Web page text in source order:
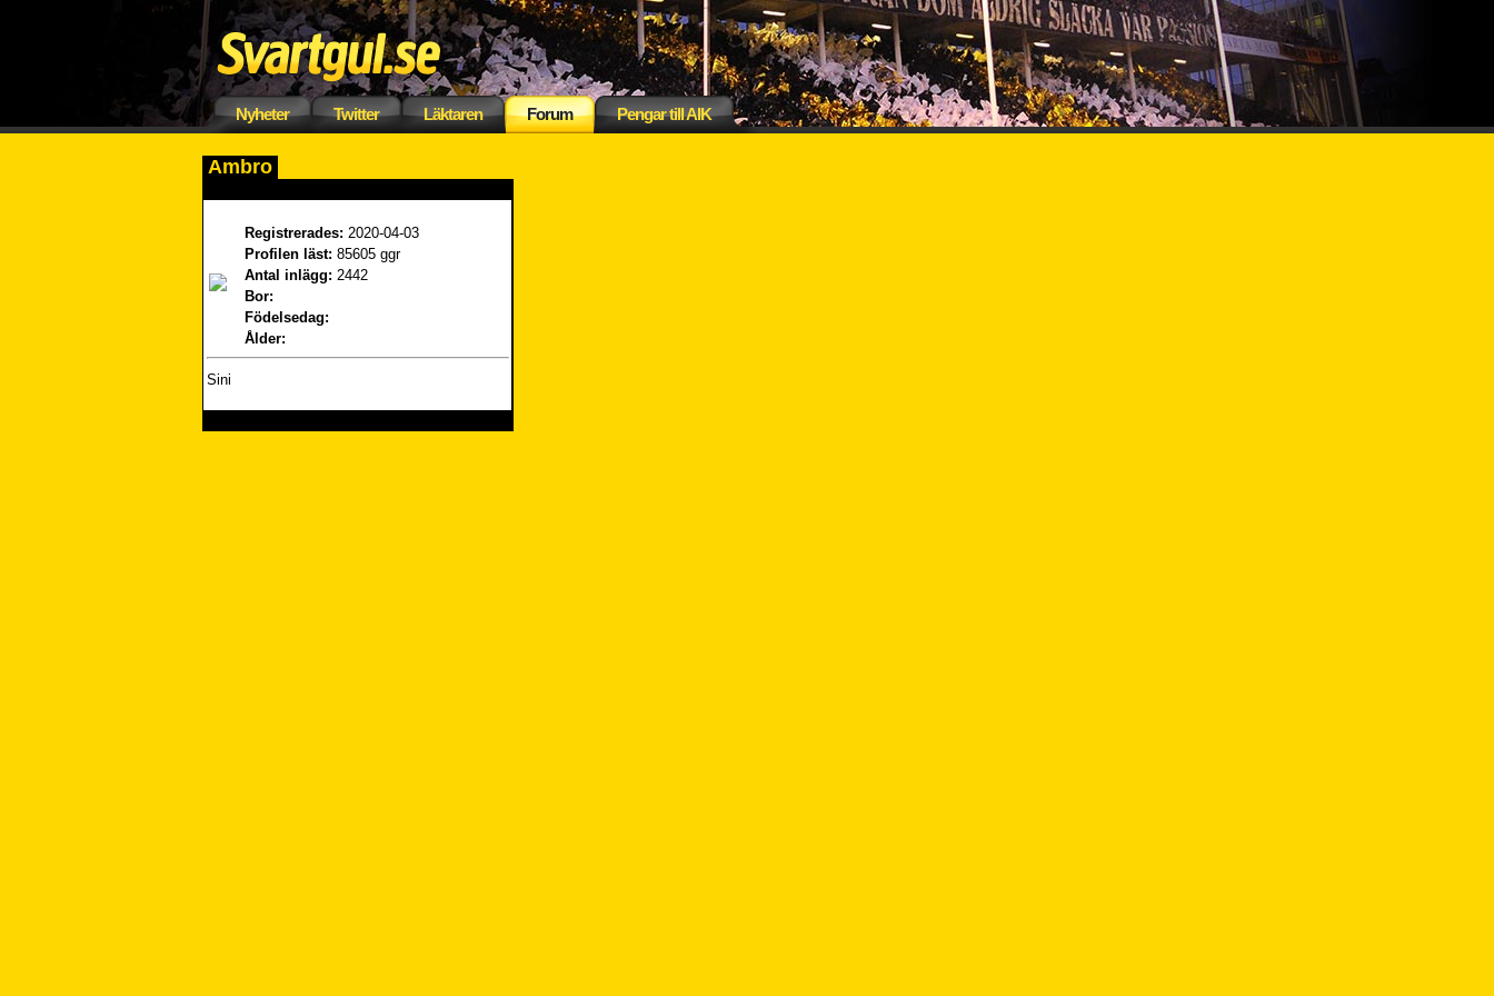
Nyheter Twitter Läktaren Forum Pengar till AIK
Ambro
Registrerades: 2020-04-03
Profilen läst: 85605 ggr
Antal inlägg: 2442
Bor:
Födelsedag:
Ålder:
Sini